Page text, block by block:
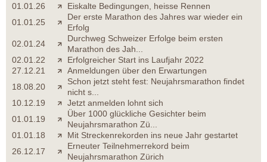
01.01.26
Eiskalte Bedingungen, heisse Rennen
01.01.25
Der erste Marathon des Jahres war wieder ein
Erfolg
02.01.24
Durchweg Schweizer Erfolge beim ersten
Marathon des Jah...
02.01.22
Erfolgreicher Start ins Laufjahr 2022
27.12.21
Anmeldungen über den Erwartungen
18.08.20
Schon jetzt steht fest: Neujahrsmarathon findet
nicht s...
10.12.19
Jetzt anmelden lohnt sich
01.01.19
Über 1000 glückliche Gesichter beim
Neujahrsmarathon Zü...
01.01.18
Mit Streckenrekorden ins neue Jahr gestartet
26.12.17
Erneuter Teilnehmerrekord beim
Neujahrsmarathon Zürich